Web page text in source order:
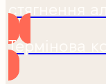
стягнення
Термінова